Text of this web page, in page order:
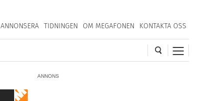
ANNONSERA TIDNINGEN OM MEGAFONEN KONTAKTA OSS
ANNONS